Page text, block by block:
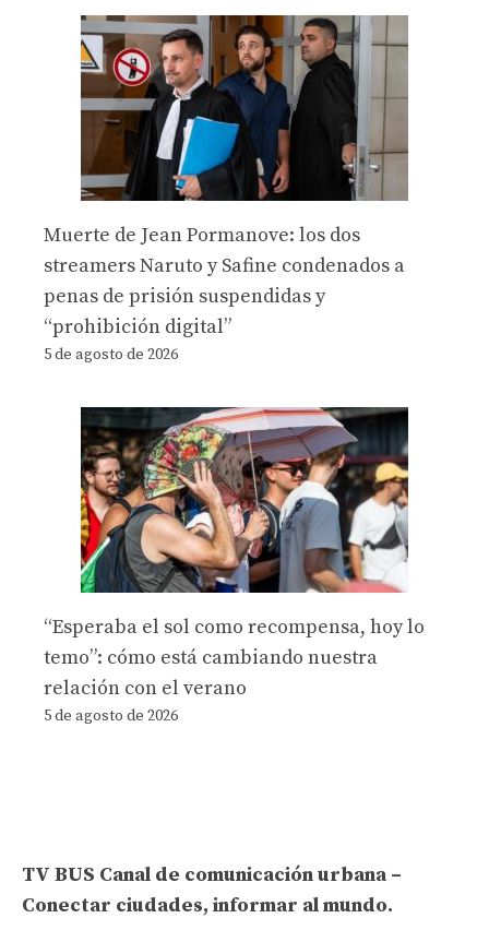
Muerte de Jean Pormanove: los dos
streamers Naruto y Safine condenados a
penas de prisión suspendidas y
“prohibición digital”
5 de agosto de 2026
“Esperaba el sol como recompensa, hoy lo
temo”: cómo está cambiando nuestra
relación con el verano
5 de agosto de 2026
TV BUS Canal de comunicación urbana –
Conectar ciudades, informar al mundo.